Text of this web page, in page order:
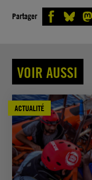
Partager
VOIR AUSSI
ACTUALITÉ